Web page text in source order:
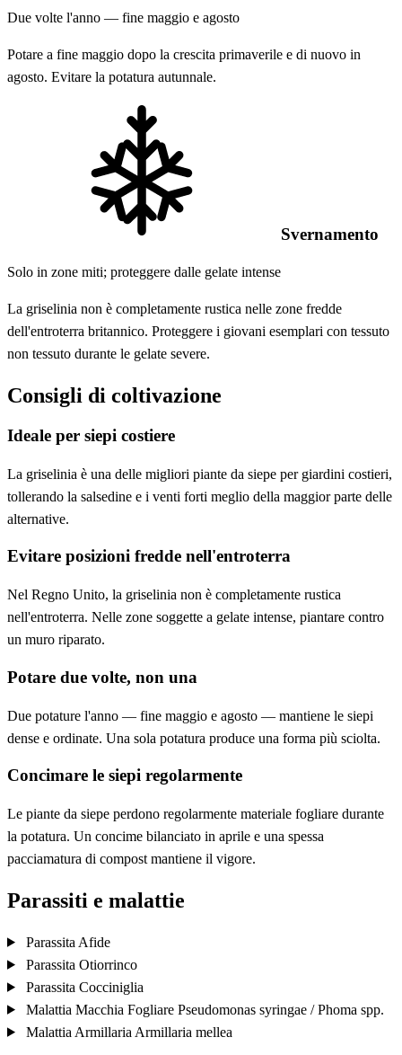
Due volte l'anno — fine maggio e agosto
Potare a fine maggio dopo la crescita primaverile e di nuovo in
agosto. Evitare la potatura autunnale.
Svernamento
Solo in zone miti; proteggere dalle gelate intense
La griselinia non è completamente rustica nelle zone fredde
dell'entroterra britannico. Proteggere i giovani esemplari con tessuto
non tessuto durante le gelate severe.
Consigli di coltivazione
Ideale per siepi costiere
La griselinia è una delle migliori piante da siepe per giardini costieri,
tollerando la salsedine e i venti forti meglio della maggior parte delle
alternative.
Evitare posizioni fredde nell'entroterra
Nel Regno Unito, la griselinia non è completamente rustica
nell'entroterra. Nelle zone soggette a gelate intense, piantare contro
un muro riparato.
Potare due volte, non una
Due potature l'anno — fine maggio e agosto — mantiene le siepi
dense e ordinate. Una sola potatura produce una forma più sciolta.
Concimare le siepi regolarmente
Le piante da siepe perdono regolarmente materiale fogliare durante
la potatura. Un concime bilanciato in aprile e una spessa
pacciamatura di compost mantiene il vigore.
Parassiti e malattie
Parassita Afide
Parassita Otiorrinco
Parassita Cocciniglia
Malattia Macchia Fogliare Pseudomonas syringae / Phoma spp.
Malattia Armillaria Armillaria mellea